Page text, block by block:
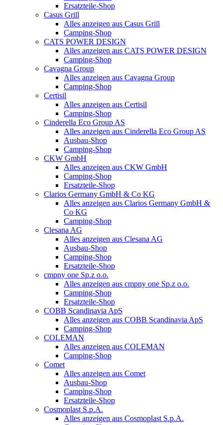
Ersatzteile-Shop
Casus Grill
Alles anzeigen aus Casus Grill
Camping-Shop
CATS POWER DESIGN
Alles anzeigen aus CATS POWER DESIGN
Camping-Shop
Cavagna Group
Alles anzeigen aus Cavagna Group
Camping-Shop
Certisil
Alles anzeigen aus Certisil
Camping-Shop
Cinderella Eco Group AS
Alles anzeigen aus Cinderella Eco Group AS
Ausbau-Shop
Camping-Shop
CKW GmbH
Alles anzeigen aus CKW GmbH
Camping-Shop
Ersatzteile-Shop
Clarios Germany GmbH & Co KG
Alles anzeigen aus Clarios Germany GmbH &
Co KG
Camping-Shop
Clesana AG
Alles anzeigen aus Clesana AG
Ausbau-Shop
Camping-Shop
Ersatzteile-Shop
cmpny one Sp.z o.o.
Alles anzeigen aus cmpny one Sp.z o.o.
Camping-Shop
Ersatzteile-Shop
COBB Scandinavia ApS
Alles anzeigen aus COBB Scandinavia ApS
Camping-Shop
COLEMAN
Alles anzeigen aus COLEMAN
Camping-Shop
Comet
Alles anzeigen aus Comet
Ausbau-Shop
Camping-Shop
Ersatzteile-Shop
Cosmoplast S.p.A.
Alles anzeigen aus Cosmoplast S.p.A.